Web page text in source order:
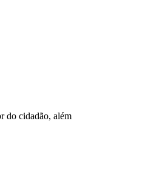
do cidadão, além